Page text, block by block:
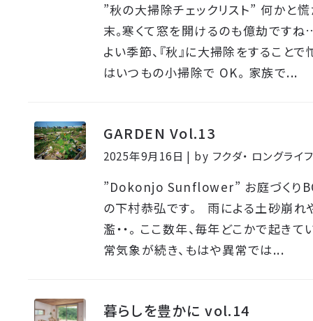
”秋の大掃除チェックリスト” 何かと
末。寒くて窓を開けるのも億劫です
よい季節、『秋』に大掃除をすること
はいつもの小掃除で OK。 家族で...
GARDEN Vol.13
2025年9月16日 | by フクダ・ ロングライ
”Dokonjo Sunflower” お庭づくり
の下村恭弘です。 雨による土砂崩れ
濫・・。 ここ数年、毎年どこかで起きて
常気象が続き、もはや異常では...
暮らしを豊かに vol.14